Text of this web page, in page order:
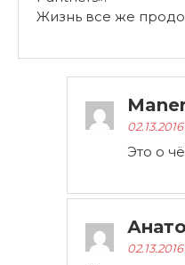
Жизнь все же
Это о